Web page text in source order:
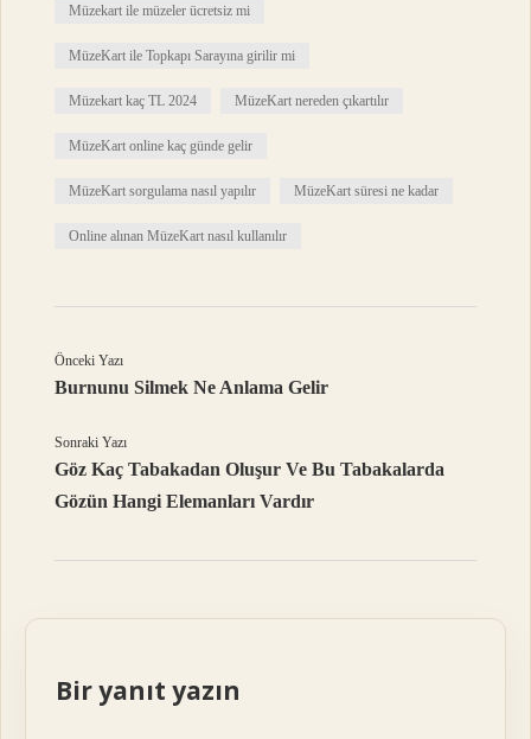
Müzekart ile müzeler ücretsiz mi
MüzeKart ile Topkapı Sarayına girilir mi
Müzekart kaç TL 2024 MüzeKart nereden çıkartılır
MüzeKart online kaç günde gelir
MüzeKart sorgulama nasıl yapılır MüzeKart süresi ne kadar
Online alınan MüzeKart nasıl kullanılır
Önceki Yazı
Burnunu Silmek Ne Anlama Gelir
Sonraki Yazı
Göz Kaç Tabakadan Oluşur Ve Bu Tabakalarda
Gözün Hangi Elemanları Vardır
Bir yanıt yazın